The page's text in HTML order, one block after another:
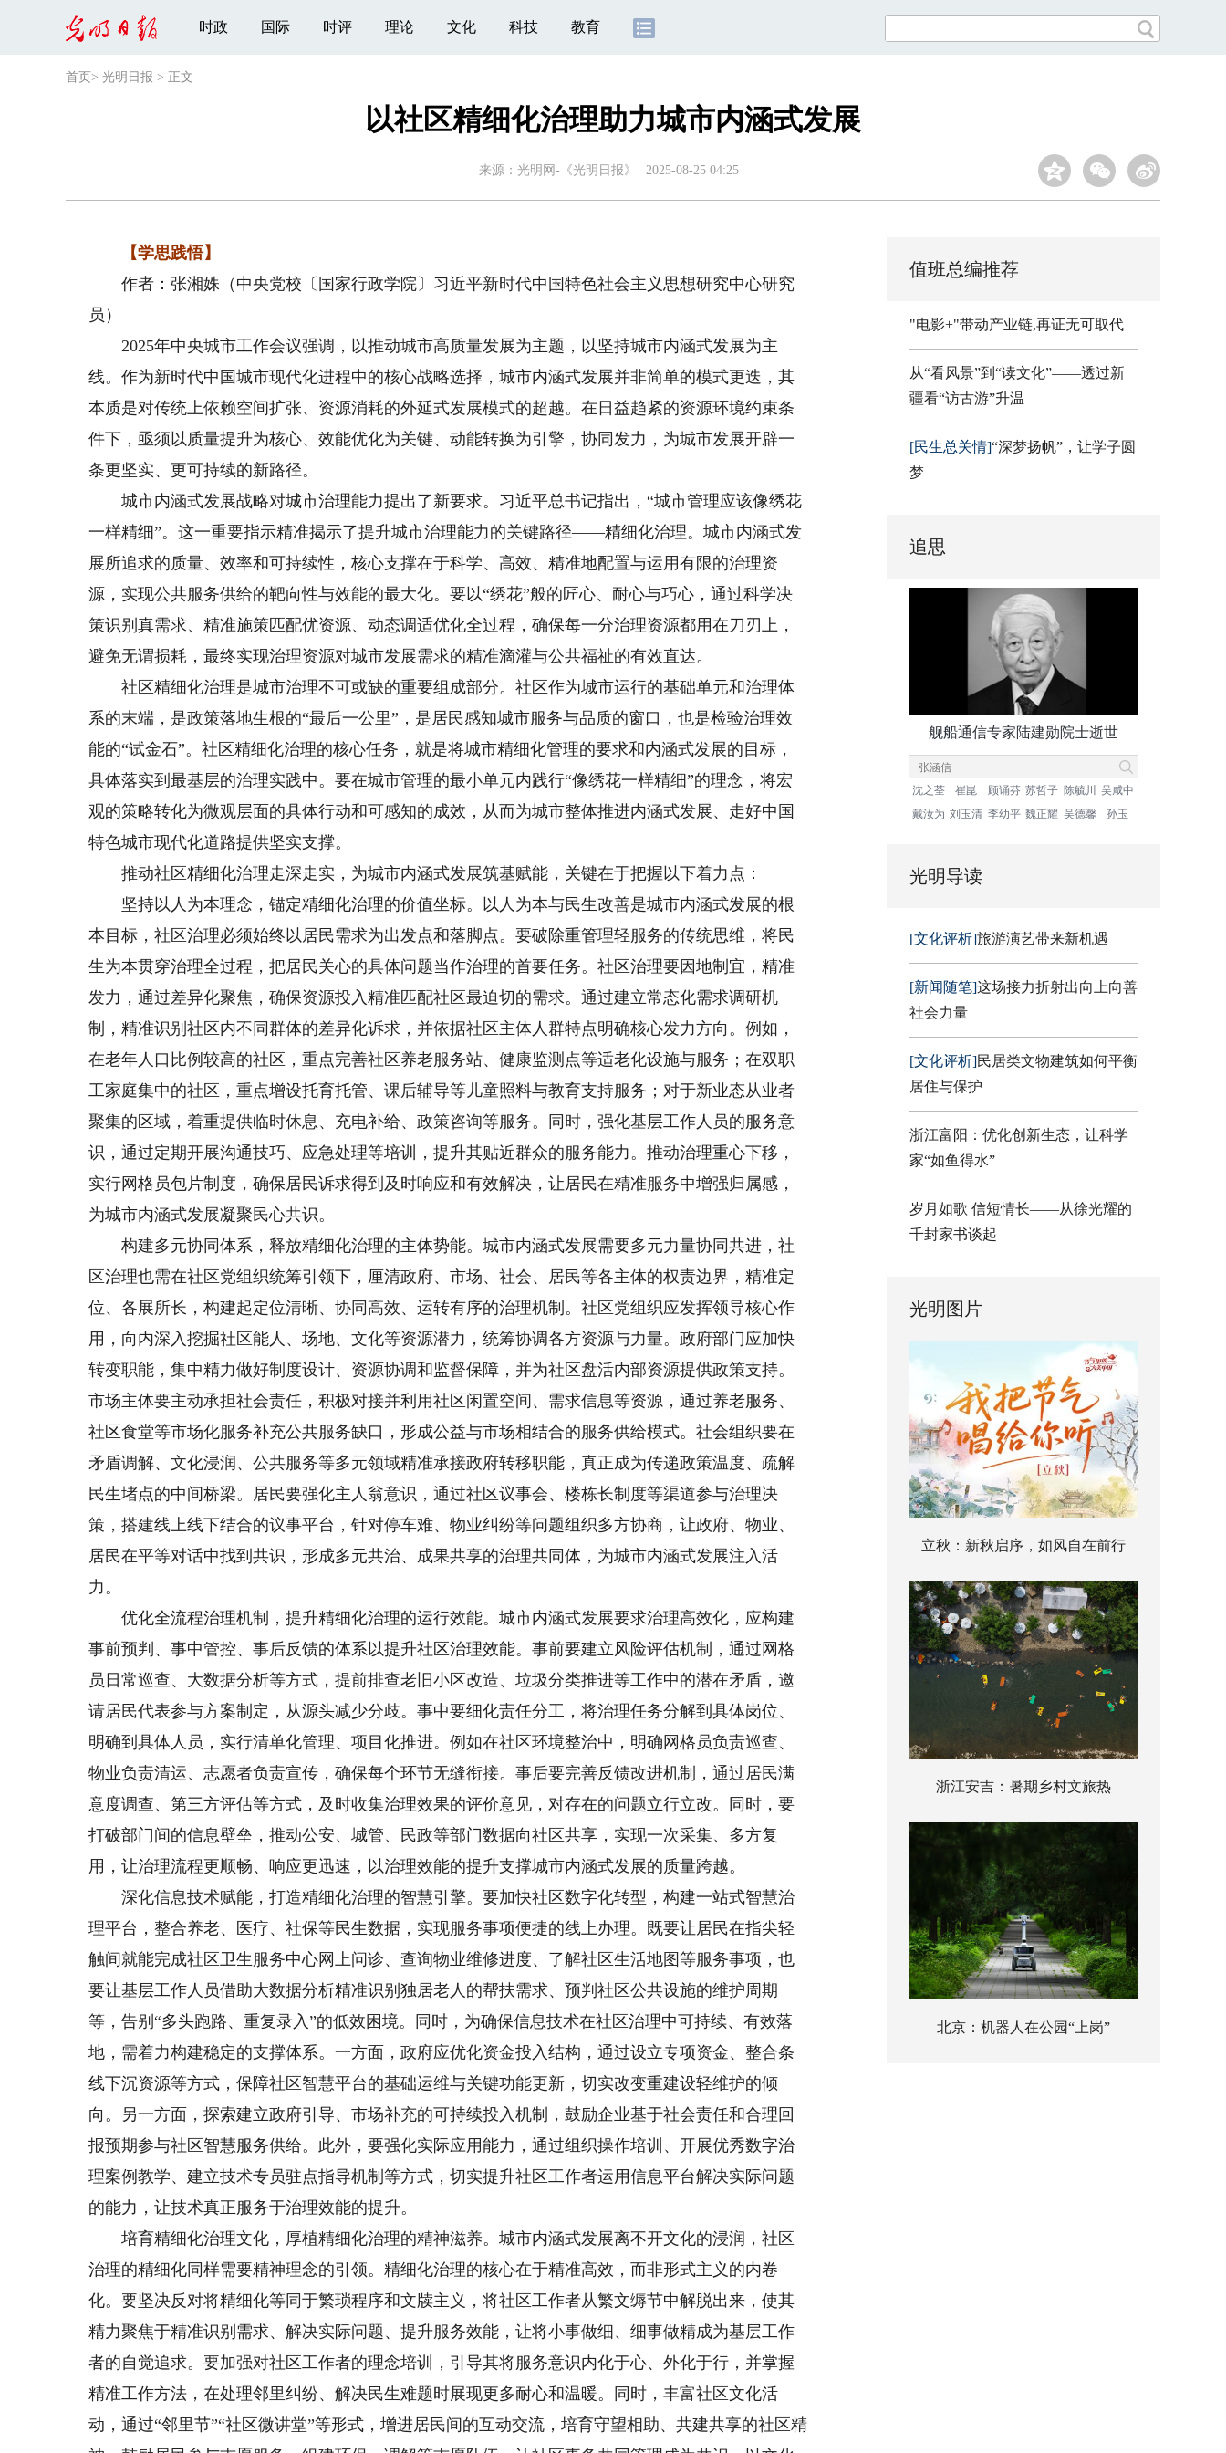
时政 国际 时评 理论 文化 科技 教育
首页 > 光明日报 > 正文
以社区精细化治理助力城市内涵式发展
来源： 光明网-《光明日报》 2025-08-25 04:25
【学思践悟】
作者：张湘姝（中央党校〔国家行政学院〕习近平新时代中国特色社会主义思想研究中心研究
员）
2025年中央城市工作会议强调，以推动城市高质量发展为主题，以坚持城市内涵式发展为主
线。作为新时代中国城市现代化进程中的核心战略选择，城市内涵式发展并非简单的模式更迭，其
本质是对传统上依赖空间扩张、资源消耗的外延式发展模式的超越。在日益趋紧的资源环境约束条
件下，亟须以质量提升为核心、效能优化为关键、动能转换为引擎，协同发力，为城市发展开辟一
条更坚实、更可持续的新路径。
城市内涵式发展战略对城市治理能力提出了新要求。习近平总书记指出，“城市管理应该像绣花
一样精细”。这一重要指示精准揭示了提升城市治理能力的关键路径——精细化治理。城市内涵式发
展所追求的质量、效率和可持续性，核心支撑在于科学、高效、精准地配置与运用有限的治理资
源，实现公共服务供给的靶向性与效能的最大化。要以“绣花”般的匠心、耐心与巧心，通过科学决
策识别真需求、精准施策匹配优资源、动态调适优化全过程，确保每一分治理资源都用在刀刃上，
避免无谓损耗，最终实现治理资源对城市发展需求的精准滴灌与公共福祉的有效直达。
社区精细化治理是城市治理不可或缺的重要组成部分。社区作为城市运行的基础单元和治理体
系的末端，是政策落地生根的“最后一公里”，是居民感知城市服务与品质的窗口，也是检验治理效
能的“试金石”。社区精细化治理的核心任务，就是将城市精细化管理的要求和内涵式发展的目标，
具体落实到最基层的治理实践中。要在城市管理的最小单元内践行“像绣花一样精细”的理念，将宏
观的策略转化为微观层面的具体行动和可感知的成效，从而为城市整体推进内涵式发展、走好中国
特色城市现代化道路提供坚实支撑。
推动社区精细化治理走深走实，为城市内涵式发展筑基赋能，关键在于把握以下着力点：
坚持以人为本理念，锚定精细化治理的价值坐标。以人为本与民生改善是城市内涵式发展的根
本目标，社区治理必须始终以居民需求为出发点和落脚点。要破除重管理轻服务的传统思维，将民
生为本贯穿治理全过程，把居民关心的具体问题当作治理的首要任务。社区治理要因地制宜，精准
发力，通过差异化聚焦，确保资源投入精准匹配社区最迫切的需求。通过建立常态化需求调研机
制，精准识别社区内不同群体的差异化诉求，并依据社区主体人群特点明确核心发力方向。例如，
在老年人口比例较高的社区，重点完善社区养老服务站、健康监测点等适老化设施与服务；在双职
工家庭集中的社区，重点增设托育托管、课后辅导等儿童照料与教育支持服务；对于新业态从业者
聚集的区域，着重提供临时休息、充电补给、政策咨询等服务。同时，强化基层工作人员的服务意
识，通过定期开展沟通技巧、应急处理等培训，提升其贴近群众的服务能力。推动治理重心下移，
实行网格员包片制度，确保居民诉求得到及时响应和有效解决，让居民在精准服务中增强归属感，
为城市内涵式发展凝聚民心共识。
构建多元协同体系，释放精细化治理的主体势能。城市内涵式发展需要多元力量协同共进，社
区治理也需在社区党组织统筹引领下，厘清政府、市场、社会、居民等各主体的权责边界，精准定
位、各展所长，构建起定位清晰、协同高效、运转有序的治理机制。社区党组织应发挥领导核心作
用，向内深入挖掘社区能人、场地、文化等资源潜力，统筹协调各方资源与力量。政府部门应加快
转变职能，集中精力做好制度设计、资源协调和监督保障，并为社区盘活内部资源提供政策支持。
市场主体要主动承担社会责任，积极对接并利用社区闲置空间、需求信息等资源，通过养老服务、
社区食堂等市场化服务补充公共服务缺口，形成公益与市场相结合的服务供给模式。社会组织要在
矛盾调解、文化浸润、公共服务等多元领域精准承接政府转移职能，真正成为传递政策温度、疏解
民生堵点的中间桥梁。居民要强化主人翁意识，通过社区议事会、楼栋长制度等渠道参与治理决
策，搭建线上线下结合的议事平台，针对停车难、物业纠纷等问题组织多方协商，让政府、物业、
居民在平等对话中找到共识，形成多元共治、成果共享的治理共同体，为城市内涵式发展注入活
力。
优化全流程治理机制，提升精细化治理的运行效能。城市内涵式发展要求治理高效化，应构建
事前预判、事中管控、事后反馈的体系以提升社区治理效能。事前要建立风险评估机制，通过网格
员日常巡查、大数据分析等方式，提前排查老旧小区改造、垃圾分类推进等工作中的潜在矛盾，邀
请居民代表参与方案制定，从源头减少分歧。事中要细化责任分工，将治理任务分解到具体岗位、
明确到具体人员，实行清单化管理、项目化推进。例如在社区环境整治中，明确网格员负责巡查、
物业负责清运、志愿者负责宣传，确保每个环节无缝衔接。事后要完善反馈改进机制，通过居民满
意度调查、第三方评估等方式，及时收集治理效果的评价意见，对存在的问题立行立改。同时，要
打破部门间的信息壁垒，推动公安、城管、民政等部门数据向社区共享，实现一次采集、多方复
用，让治理流程更顺畅、响应更迅速，以治理效能的提升支撑城市内涵式发展的质量跨越。
深化信息技术赋能，打造精细化治理的智慧引擎。要加快社区数字化转型，构建一站式智慧治
理平台，整合养老、医疗、社保等民生数据，实现服务事项便捷的线上办理。既要让居民在指尖轻
触间就能完成社区卫生服务中心网上问诊、查询物业维修进度、了解社区生活地图等服务事项，也
要让基层工作人员借助大数据分析精准识别独居老人的帮扶需求、预判社区公共设施的维护周期
等，告别“多头跑路、重复录入”的低效困境。同时，为确保信息技术在社区治理中可持续、有效落
地，需着力构建稳定的支撑体系。一方面，政府应优化资金投入结构，通过设立专项资金、整合条
线下沉资源等方式，保障社区智慧平台的基础运维与关键功能更新，切实改变重建设轻维护的倾
向。另一方面，探索建立政府引导、市场补充的可持续投入机制，鼓励企业基于社会责任和合理回
报预期参与社区智慧服务供给。此外，要强化实际应用能力，通过组织操作培训、开展优秀数字治
理案例教学、建立技术专员驻点指导机制等方式，切实提升社区工作者运用信息平台解决实际问题
的能力，让技术真正服务于治理效能的提升。
培育精细化治理文化，厚植精细化治理的精神滋养。城市内涵式发展离不开文化的浸润，社区
治理的精细化同样需要精神理念的引领。精细化治理的核心在于精准高效，而非形式主义的内卷
化。要坚决反对将精细化等同于繁琐程序和文牍主义，将社区工作者从繁文缛节中解脱出来，使其
精力聚焦于精准识别需求、解决实际问题、提升服务效能，让将小事做细、细事做精成为基层工作
者的自觉追求。要加强对社区工作者的理念培训，引导其将服务意识内化于心、外化于行，并掌握
精准工作方法，在处理邻里纠纷、解决民生难题时展现更多耐心和温暖。同时，丰富社区文化活
动，通过“邻里节”“社区微讲堂”等形式，增进居民间的互动交流，培育守望相助、共建共享的社区精
值班总编推荐
"电影+"带动产业链,再证无可取代
从“看风景”到“读文化”——透过新
疆看“访古游”升温
[民生总关情]“深梦扬帆”，让学子圆
梦
追思
舰船通信专家陆建勋院士逝世
沈之荃 崔崑 顾诵芬 苏哲子 陈毓川
吴咸中
戴汝为 刘玉清 李幼平 魏正耀 吴德馨 孙玉
光明导读
[文化评析]旅游演艺带来新机遇
[新闻随笔]这场接力折射出向上向善
社会力量
[文化评析]民居类文物建筑如何平衡
居住与保护
浙江富阳：优化创新生态，让科学
家“如鱼得水”
岁月如歌 信短情长——从徐光耀的
千封家书谈起
光明图片
立秋：新秋启序，如风自在前行
浙江安吉：暑期乡村文旅热
北京：机器人在公园“上岗”